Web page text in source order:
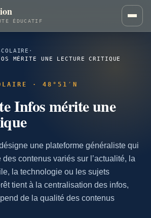
ÉDUCATIF
·
MÉRITE UNE LECTURE CRITIQUE
· 48°51′N
Infos mérite une
une plateforme généraliste qui
contenus variés sur l’actualité, la
la technologie ou les sujets
tient à la centralisation des infos,
de la qualité des contenus